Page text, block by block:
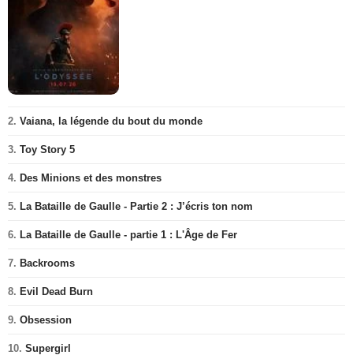
2. Vaiana, la légende du bout du monde
3. Toy Story 5
4. Des Minions et des monstres
5. La Bataille de Gaulle - Partie 2 : J’écris ton nom
6. La Bataille de Gaulle - partie 1 : L'Âge de Fer
7. Backrooms
8. Evil Dead Burn
9. Obsession
10. Supergirl